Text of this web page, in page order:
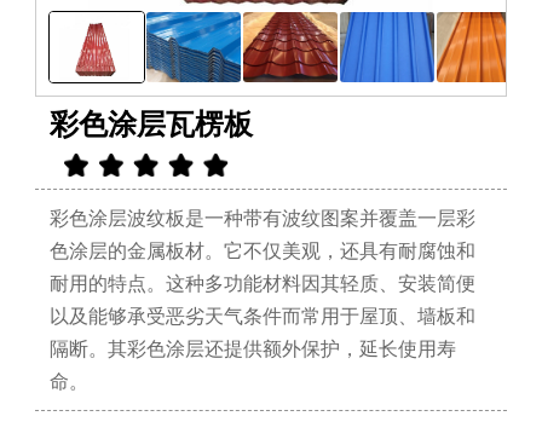
彩色涂层瓦楞板
彩色涂层波纹板是一种带有波纹图案并覆盖一层彩
色涂层的金属板材。它不仅美观，还具有耐腐蚀和
耐用的特点。这种多功能材料因其轻质、安装简便
以及能够承受恶劣天气条件而常用于屋顶、墙板和
隔断。其彩色涂层还提供额外保护，延长使用寿
命。